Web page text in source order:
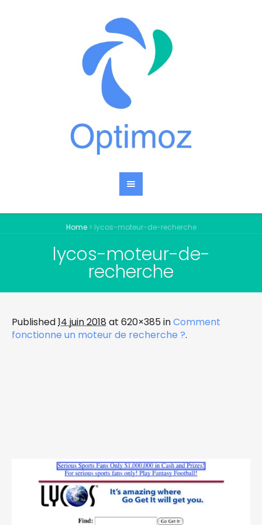
Home > lycos-moteur-de-recherche
lycos-moteur-de-
recherche
Published14 juin 2018 at 620×385 inComment
fonctionne un moteur de recherche ?.